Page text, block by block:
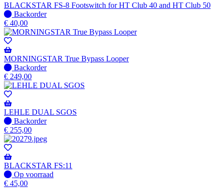
BLACKSTAR FS-8 Footswitch for HT Club 40 and HT Club 50
Niet
op
voorraad
-
Wordt
verzonden
wanneer
beschikbaar
Backorder
€ 40,00
MORNINGSTAR True Bypass Looper
Niet
op
voorraad
-
Wordt
verzonden
wanneer
beschikbaar
Backorder
€ 249,00
LEHLE DUAL SGOS
Niet
op
voorraad
-
Wordt
verzonden
wanneer
beschikbaar
Backorder
€ 255,00
BLACKSTAR FS:11
Op
voorraad
Op voorraad
€ 45,00